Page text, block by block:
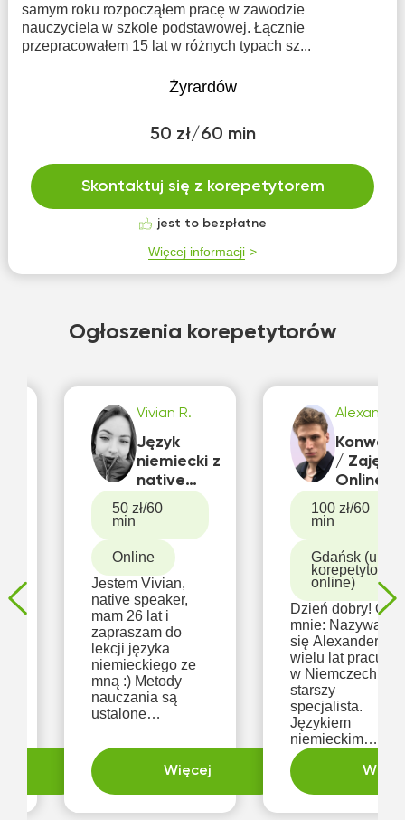
samym roku rozpocząłem pracę w zawodzie
nauczyciela w szkole podstawowej. Łącznie
przepracowałem 15 lat w różnych typach sz...
Żyrardów
50 zł/60 min
Skontaktuj się z korepetytorem
jest to bezpłatne
Więcej informacji
Ogłoszenia korepetytorów
Vivian R.
Język
niemiecki z
native
speakerem
:)
50 zł/60
min
Online
Jestem Vivian,
native speaker,
mam 26 lat i
zapraszam do
lekcji języka
niemieckiego ze
mną :) Metody
nauczania są
ustalone
uczniem, w
zależności od
jego życzeń i
preferencji i jaki
ma być rezultat.
Więcej
Alexander
/ Zajęcia
Online -
Poziom
Język
100 zł/60
min
Gdańsk (u
korepetytora,
online)
Dzień dobry! O
mnie: Nazywam
się Alexander, od
wielu lat pracuje
w Niemczech
starszy
specjalista.
Językiem
niemieckim
posługuję się na
poziomie native i
chętnie podzielę